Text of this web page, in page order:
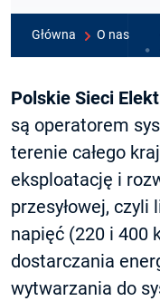
Główna O nas
Polskie Sieci
są operatorem
terenie całego
eksploatację i
przesyłowej,
napięć (220 i 400
dostarczania
wytwarzania do